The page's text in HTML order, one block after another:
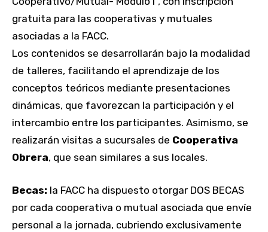
gratuita para las cooperativas y mutuales
asociadas a la FACC.
Los contenidos se desarrollarán bajo la modalidad
de talleres, facilitando el aprendizaje de los
conceptos teóricos mediante presentaciones
dinámicas, que favorezcan la participación y el
intercambio entre los participantes. Asimismo, se
realizarán visitas a sucursales de Cooperativa
Obrera, que sean similares a sus locales.
Becas: la FACC ha dispuesto otorgar DOS BECAS
por cada cooperativa o mutual asociada que envíe
personal a la jornada, cubriendo exclusivamente